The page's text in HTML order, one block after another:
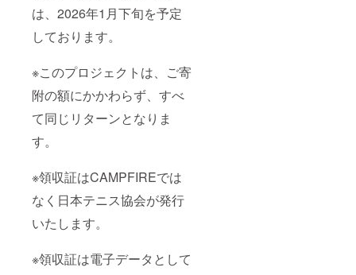
は、2026年1月下旬を予定
しております。
※このプロジェクトは、ご寄
附の額にかかわらず、すべ
て同じリターンとなりま
す。
※領収証はCAMPFIREでは
なく日本テニス協会が発行
いたします。
※領収証は電子データとして